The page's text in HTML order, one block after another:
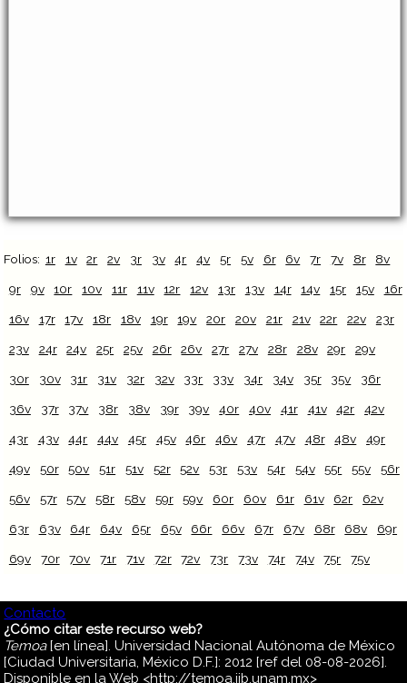
Folios: 1r 1v 2r 2v 3r 3v 4r 4v 5r 5v 6r 6v 7r 7v 8r 8v
9r 9v 10r 10v 11r 11v 12r 12v 13r 13v 14r 14v 15r 15v 16r
16v 17r 17v 18r 18v 19r 19v 20r 20v 21r 21v 22r 22v 23r
23v 24r 24v 25r 25v 26r 26v 27r 27v 28r 28v 29r 29v
30r 30v 31r 31v 32r 32v 33r 33v 34r 34v 35r 35v 36r
36v 37r 37v 38r 38v 39r 39v 40r 40v 41r 41v 42r 42v
43r 43v 44r 44v 45r 45v 46r 46v 47r 47v 48r 48v 49r
49v 50r 50v 51r 51v 52r 52v 53r 53v 54r 54v 55r 55v 56r
56v 57r 57v 58r 58v 59r 59v 60r 60v 61r 61v 62r 62v
63r 63v 64r 64v 65r 65v 66r 66v 67r 67v 68r 68v 69r
69v 70r 70v 71r 71v 72r 72v 73r 73v 74r 74v 75r 75v
Contacto
¿Cómo citar este recurso web?
Temoa[en línea]. Universidad Nacional Autónoma de México
[Ciudad Universitaria, México D.F.]: 2012 [ref del 08-08-2026].
Disponible en la Web <http://temoa.iib.unam.mx>